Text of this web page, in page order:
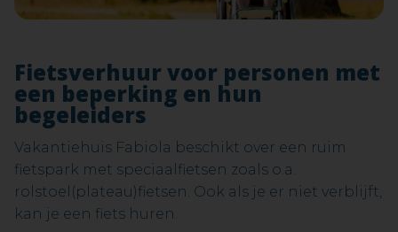
Fietsverhuur voor personen met
een beperking en hun
begeleiders
Vakantiehuis Fabiola beschikt over een ruim
fietspark met speciaalfietsen zoals o.a.
rolstoel(plateau)fietsen. Ook als je er niet verblijft,
kan je een fiets huren.